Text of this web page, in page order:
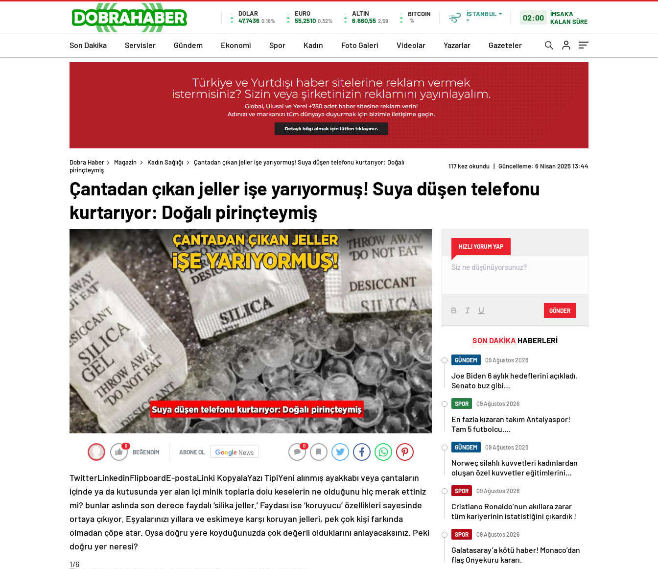
DOLAR
47,7436 0.18%
EURO
55,2510 0.32%
ALTIN
6.660,55 2,59
BITCOIN
%
İSTANBUL
°
02:00
İMSAK'A
KALAN SÜRE
Son Dakika Servisler Gündem Ekonomi Spor Kadın Foto Galeri Videolar Yazarlar Gazeteler
Dobra Haber Magazin Kadın Sağlığı
Çantadan çıkan jeller işe yarıyormuş! Suya düşen telefonu kurtarıyor: Doğalı
pirinçteymiş
117 kez okundu | Güncelleme: 6 Nisan 2025 13:44
Çantadan çıkan jeller işe yarıyormuş! Suya düşen telefonu
kurtarıyor: Doğalı pirinçteymiş
0
BEĞENDİM ABONE OL News
0
TwitterLinkedinFlipboardE-postaLinki KopyalaYazı TipiYeni alınmış ayakkabı veya çantaların
içinde ya da kutusunda yer alan içi minik toplarla dolu keselerin ne olduğunu hiç merak ettiniz
mi? bunlar aslında son derece faydalı ‘silika jeller.’ Faydası ise ‘koruyucu’ özellikleri sayesinde
ortaya çıkıyor. Eşyalarınızı yıllara ve eskimeye karşı koruyan jelleri, pek çok kişi farkında
olmadan çöpe atar. Oysa doğru yere koyduğunuzda çok değerli olduklarını anlayacaksınız. Peki
doğru yer neresi?
1/6
HIZLI YORUM YAP
GÖNDER
SON DAKİKA HABERLERİ
GÜNDEM 09 Ağustos 2026
Joe Biden 6 aylık hedeflerini açıkladı.
Senato buz gibi…
SPOR 09 Ağustos 2026
En fazla kızaran takım Antalyaspor!
Tam 5 futbolcu….
GÜNDEM 09 Ağustos 2026
Norweç silahlı kuvvetleri kadınlardan
oluşan özel kuvvetler eğitimlerini
SPOR 09 Ağustos 2026
Cristiano Ronaldo’nun akıllara zarar
tüm kariyerinin istatistiğini çıkardık !
SPOR 09 Ağustos 2026
Galatasaray’a kötü haber! Monaco’dan
flaş Onyekuru kararı.